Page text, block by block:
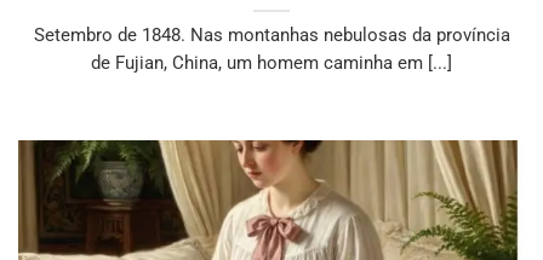
Setembro de 1848. Nas montanhas nebulosas da província
de Fujian, China, um homem caminha em [...]